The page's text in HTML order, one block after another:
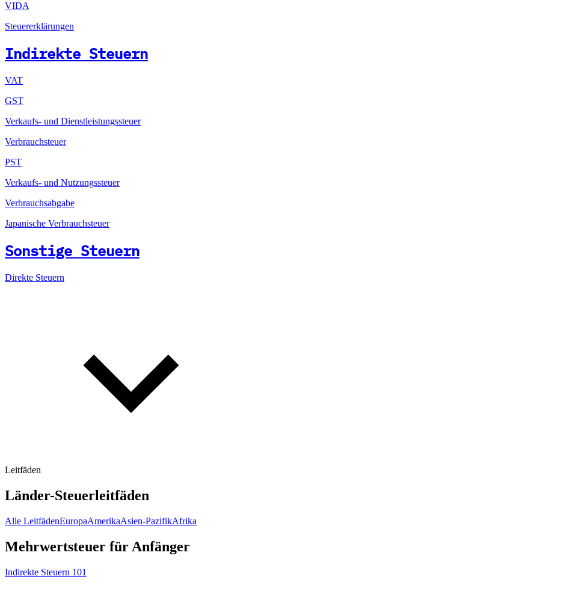
VIDA
Steuererklärungen
Indirekte Steuern
VAT
GST
Verkaufs- und Dienstleistungssteuer
Verbrauchsteuer
PST
Verkaufs- und Nutzungssteuer
Verbrauchsabgabe
Japanische Verbrauchsteuer
Sonstige Steuern
Direkte Steuern
Leitfäden
Länder-Steuerleitfäden
Alle LeitfädenEuropaAmerikaAsien-PazifikAfrika
Mehrwertsteuer für Anfänger
Indirekte Steuern 101